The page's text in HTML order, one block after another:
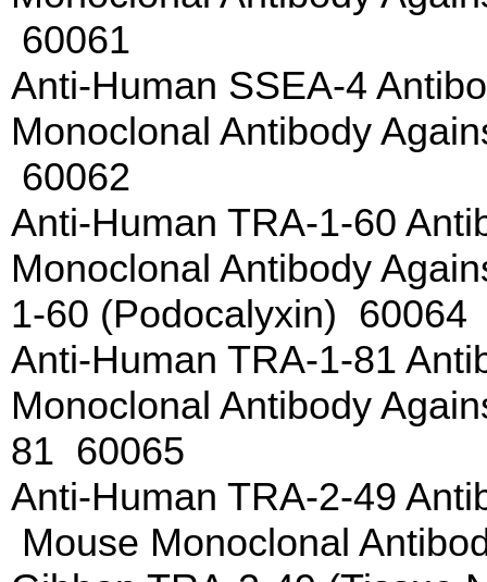
60061
Anti-Human SSEA-4
Monoclonal Antibody
60062
Anti-Human TRA-1-60
Monoclonal Antibody
1-60 (Podocalyxin) 60064
Anti-Human TRA-1-81
Monoclonal Antibody
81 60065
Anti-Human TRA-2-49
Mouse Monoclonal